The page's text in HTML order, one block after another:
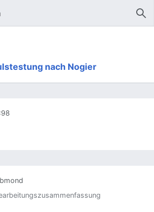
nach Nogier